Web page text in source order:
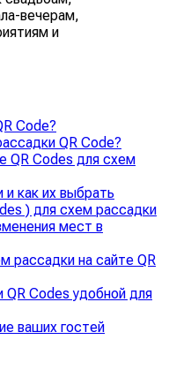
вечерам,
и
Code?
QR Code?
QR Codes для схем
как их выбрать
) для схем рассадки
мест в
рассадки на сайте QR
QR Codes удобной для
ваших гостей